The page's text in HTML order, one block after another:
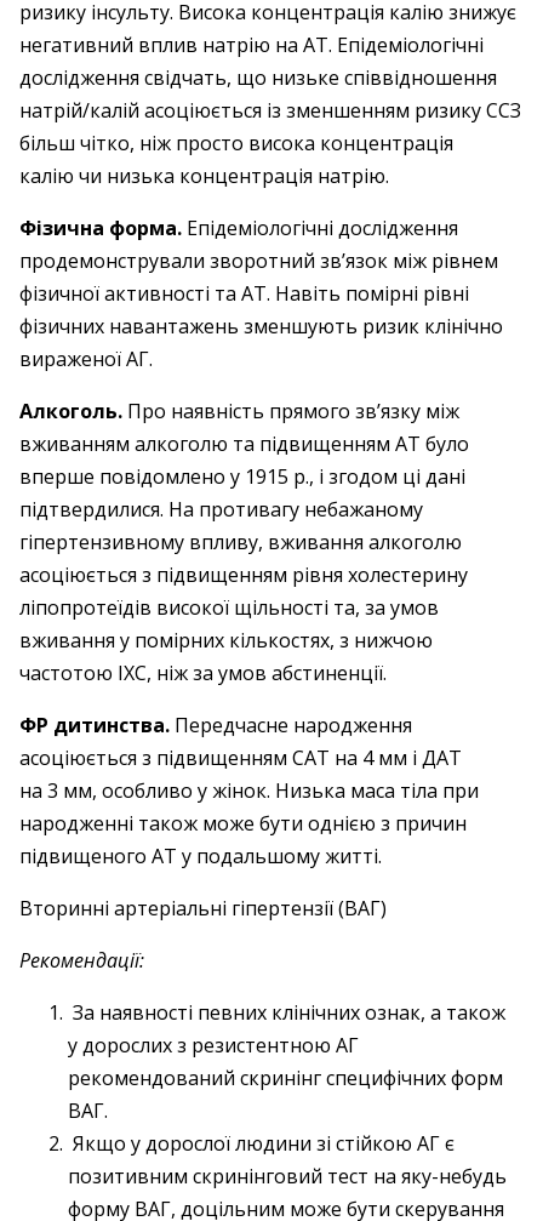
ризику інсульту. Висока концентрація калію знижує
негативний вплив натрію на АТ. Епідеміологічні
дослідження свідчать, що низьке співвідношення
натрій/калій асоціюється із зменшенням ризику ССЗ
більш чітко, ніж просто висока концентрація
калію чи низька концентрація натрію.
Фізична форма. Епідеміологічні дослідження
продемонстрували зворотний зв’язок між рівнем
фізичної активності та АТ. Навіть помірні рівні
фізичних навантажень зменшують ризик клінічно
вираженої АГ.
Алкоголь. Про наявність прямого зв’язку між
вживанням алкоголю та підвищенням АТ було
вперше повідомлено у 1915 р., і згодом ці дані
підтвердилися. На противагу небажаному
гіпертензивному впливу, вживання алкоголю
асоціюється з підвищенням рівня холестерину
ліпопротеїдів високої щільності та, за умов
вживання у помірних кількостях, з нижчою
частотою ІХС, ніж за умов абстиненції.
ФР дитинства. Передчасне народження
асоціюється з підвищенням САТ на 4 мм і ДАТ
на 3 мм, особливо у жінок. Низька маса тіла при
народженні також може бути однією з причин
підвищеного АТ у подальшому житті.
Вторинні артеріальні гіпертензії (ВАГ)
Рекомендації:
За наявності певних клінічних ознак, а також
у дорослих з резистентною АГ
рекомендований скринінг специфічних форм
ВАГ.
Якщо у дорослої людини зі стійкою АГ є
позитивним скринінговий тест на яку-небудь
форму ВАГ, доцільним може бути скерування